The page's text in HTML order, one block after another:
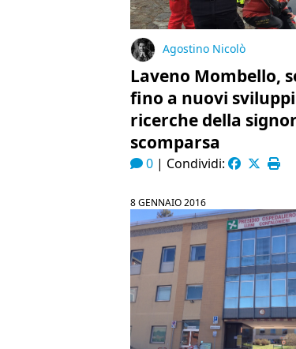
Agostino Nicolò
Laveno Mombello,
fino a nuovi
ricerche della
scomparsa
0| Condividi:
8 GENNAIO 2016